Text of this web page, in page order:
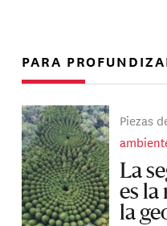
PARA
Piezas
La
es la
la